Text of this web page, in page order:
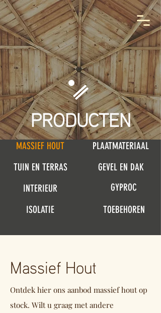
PRODUCTEN
MASSIEF HOUT
PLAATMATERIAAL
TUIN EN TERRAS
GEVEL EN DAK
INTERIEUR
GYPROC
ISOLATIE
TOEBEHOREN
Massief Hout
Ontdek hier ons aanbod massief hout op
stock. Wilt u graag met andere